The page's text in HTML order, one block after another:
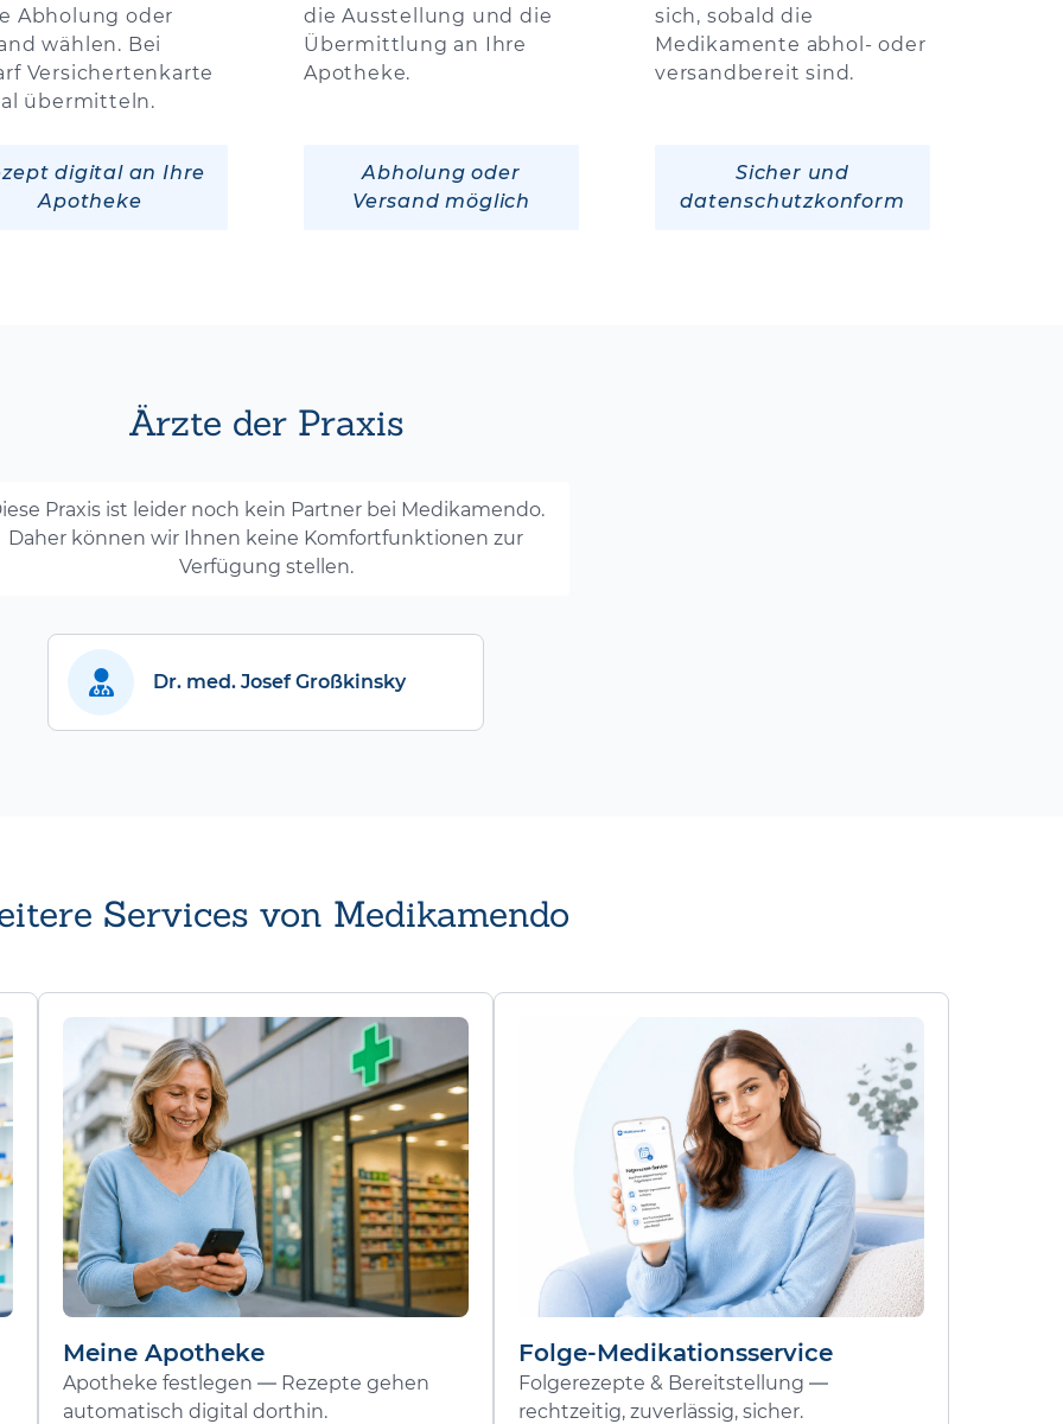
Abholung oder
wählen. Bei
Versichertenkarte
übermitteln.
digital an Ihre
Apotheke
die Ausstellung und die
Übermittlung an Ihre
Apotheke.
Abholung oder
Versand möglich
sich, sobald die
Medikamente abhol- oder
versandbereit sind.
Sicher und
datenschutzkonform
Ärzte der Praxis
Praxis ist leider noch kein Partner bei Medikamendo.
Daher können wir Ihnen keine Komfortfunktionen zur
Verfügung stellen.
Dr. med. Josef Großkinsky
Services von Medikamendo
Meine Apotheke
Apotheke festlegen — Rezepte gehen
automatisch digital dorthin.
Folge-Medikationsservice
Folgerezepte & Bereitstellung —
rechtzeitig, zuverlässig, sicher.